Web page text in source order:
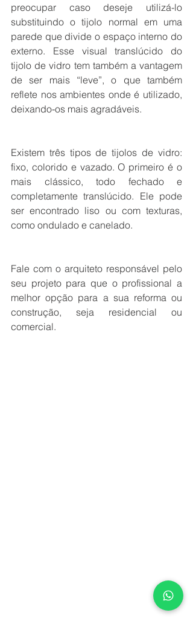
preocupar caso deseje utilizá-lo
substituindo o tijolo normal em uma
parede que divide o espaço interno do
externo. Esse visual translúcido do
tijolo de vidro tem também a vantagem
de ser mais “leve”, o que também
reflete nos ambientes onde é utilizado,
deixando-os mais agradáveis.
Existem três tipos de tijolos de vidro:
fixo, colorido e vazado. O primeiro é o
mais clássico, todo fechado e
completamente translúcido. Ele pode
ser encontrado liso ou com texturas,
como ondulado e canelado.
Fale com o arquiteto responsável pelo
seu projeto para que o profissional a
melhor opção para a sua reforma ou
construção, seja residencial ou
comercial.